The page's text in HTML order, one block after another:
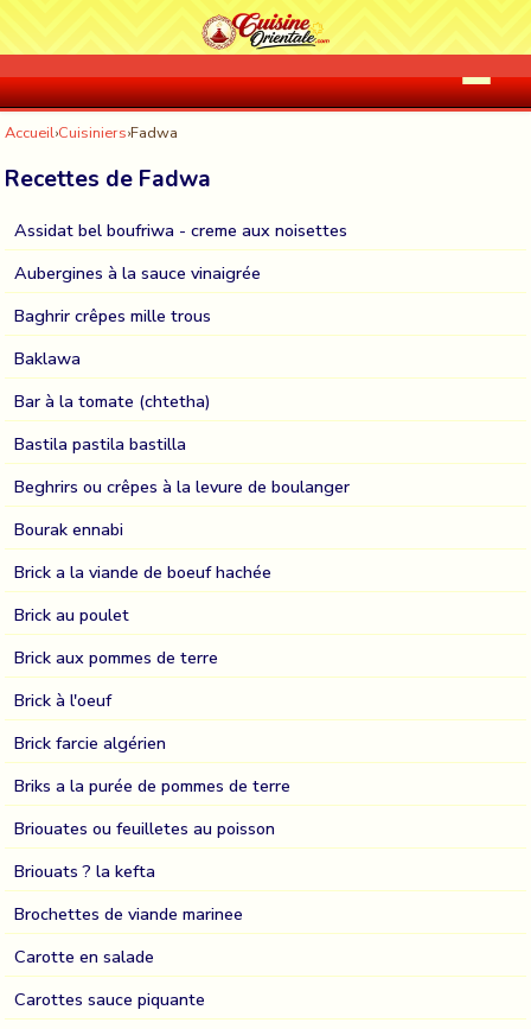
Accueil›Cuisiniers›Fadwa
Recettes de Fadwa
Assidat bel boufriwa - creme aux noisettes
Aubergines à la sauce vinaigrée
Baghrir crêpes mille trous
Baklawa
Bar à la tomate (chtetha)
Bastila pastila bastilla
Beghrirs ou crêpes à la levure de boulanger
Bourak ennabi
Brick a la viande de boeuf hachée
Brick au poulet
Brick aux pommes de terre
Brick à l'oeuf
Brick farcie algérien
Briks a la purée de pommes de terre
Briouates ou feuilletes au poisson
Briouats ? la kefta
Brochettes de viande marinee
Carotte en salade
Carottes sauce piquante